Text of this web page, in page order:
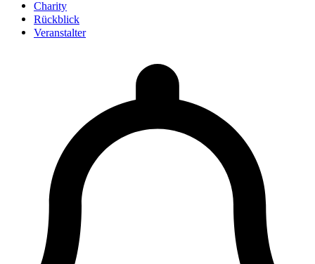
Charity
Rückblick
Veranstalter